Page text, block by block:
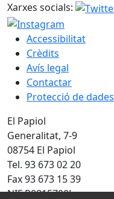
Xarxes socials:
Accessibilitat
Crèdits
Avís legal
Contactar
Protecció de dades
El Papiol
Generalitat, 7-9
08754 El Papiol
Tel. 93 673 02 20
Fax 93 673 15 39
NIF P0815700J